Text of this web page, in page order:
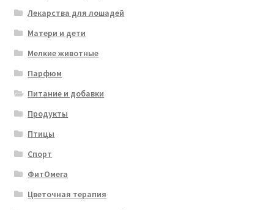
Лекарства для лошадей
Матери и дети
Мелкие животные
Парфюм
Питание и добавки
Продукты
Птицы
Спорт
ФитОмега
Цветочная терапия